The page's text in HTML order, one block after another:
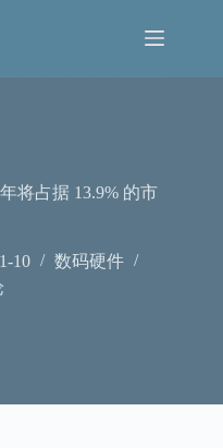
将占据 13.9% 的市
10
数码硬件